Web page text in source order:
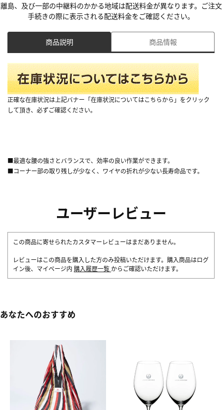
離島、及び一部の中継料のかかる地域は配送料金が異なります。ご注文
手続きの際に表示される配送料金をご確認ください。
商品説明 商品情報
正確な在庫状況は上記バナー「在庫状況についてはこちらから」をクリック
して頂き、必ずご確認ください。
■最適な腰の強さとバランスで、効率の良い作業ができます。
■コーナー部の取り残しが少なく、ワイヤの折れが少ない長寿命品です。
ユーザーレビュー
この商品に寄せられたカスタマーレビューはまだありません。
レビューはこの商品を購入した方のみ投稿いただけます。購入商品はログ
イン後、マイページ内 購入履歴一覧 からご確認いただけます。
あなたへのおすすめ